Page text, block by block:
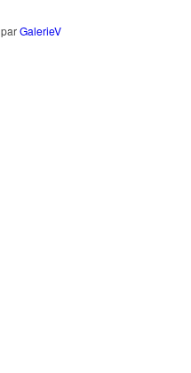
parGalerieV